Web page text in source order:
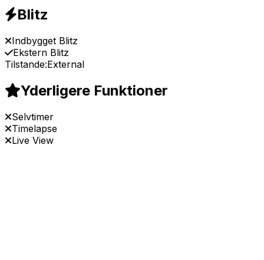
Blitz
Indbygget Blitz
Ekstern Blitz
Tilstande:External
Yderligere Funktioner
Selvtimer
Timelapse
Live View